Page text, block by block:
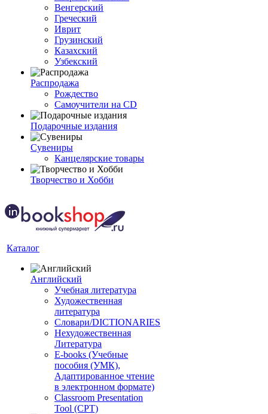
Венгерский
Греческий
Иврит
Грузинский
Казахский
Узбекский
Распродажа
Рождество
Самоучители на CD
Подарочные издания
Сувениры
Канцелярские товары
Творчество и Хобби
Каталог
Английский
Учебная литература
Художественная
литература
Словари/DICTIONARIES
Нехудожественная
Литература
E-books (Учебные
пособия (УМК),
Адаптированное чтение
в электронном формате)
Classroom Presentation
Tool (CPT)